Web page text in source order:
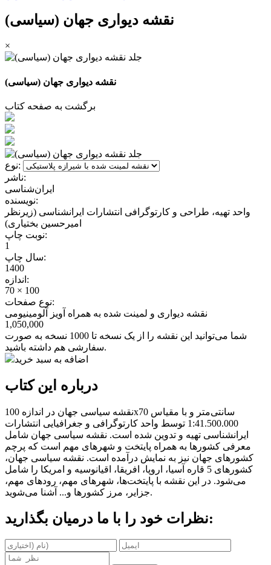
نقشه دیواری جهان (سیاسی)
×
نقشه دیواری جهان (سیاسی)
برگشت به صفحه کتاب
نوع:
ناشر:
ایران‌شناسی
نویسنده:
واحد تهیه، طراحی و کارتوگرافی انتشارات ایرانشناسی (زیرنظر
امیرحسین بختیاری)
نوبت چاپ:
1
سال چاپ:
1400
اندازه:
70 × 100
نوع صفحات:
نقشه دیواری و لمینت شده به همراه آویز آلومینیومی
1,050,000
شما می‌توانید این نقشه را از یک نسخه تا 1000 نسخه به صورت
سفارشی هم داشته باشید.
اضافه به سبد خرید
درباره این کتاب
نقشه سیاسی جهان در اندازه 100x70 سانتی‌متر و با مقیاس
1:41.500.000 توسط واحد کارتوگرافی و جغرافیایی انتشارات
ایرانشناسی تهیه و تدوین شده است. نقشه سیاسی جهان شامل
معرفی کشورها به همراه پایتخت و شهرهای مهم است که پرچم
کشورهای جهان نیز به نمایش درآمده است. نقشه سیاسی جهان،
کشورهای 5 قاره آسیا، اروپا، افریقا، اقیانوسیه و امریکا را شامل
می‌شود. در این نقشه با پایتخت‌ها، شهرهای مهم، رودهای مهم،
جزایر، مرز کشورها و... آشنا می‌شوید.
نظرات خود را با ما درمیان بگذارید: